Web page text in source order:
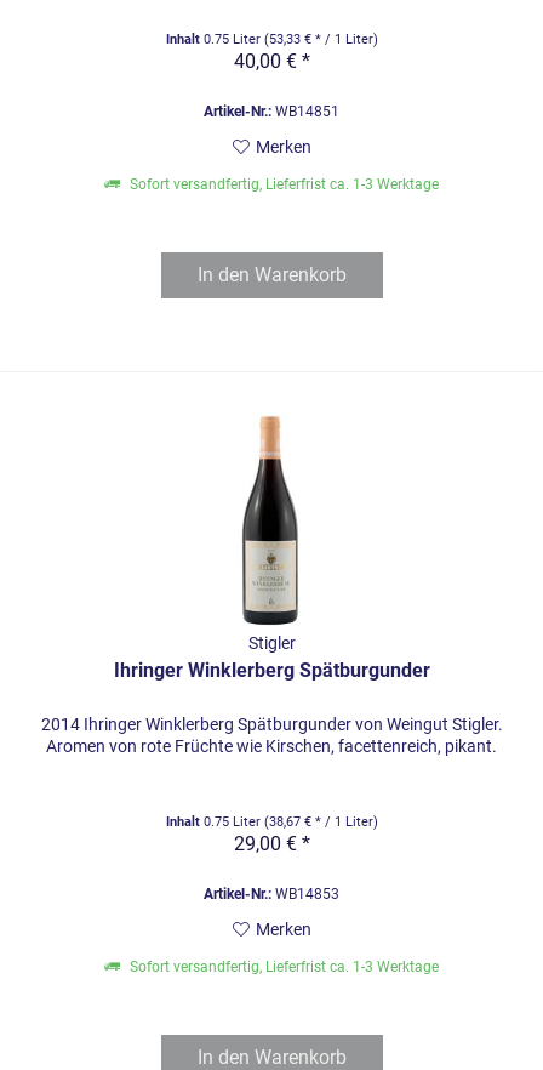
Inhalt 0.75 Liter (53,33 € * / 1 Liter)
40,00 € *
Artikel-Nr.: WB14851
Merken
Sofort versandfertig, Lieferfrist ca. 1-3 Werktage
In den Warenkorb
Stigler
Ihringer Winklerberg Spätburgunder
2014 Ihringer Winklerberg Spätburgunder von Weingut Stigler.
Aromen von rote Früchte wie Kirschen, facettenreich, pikant.
Inhalt 0.75 Liter (38,67 € * / 1 Liter)
29,00 € *
Artikel-Nr.: WB14853
Merken
Sofort versandfertig, Lieferfrist ca. 1-3 Werktage
In den Warenkorb